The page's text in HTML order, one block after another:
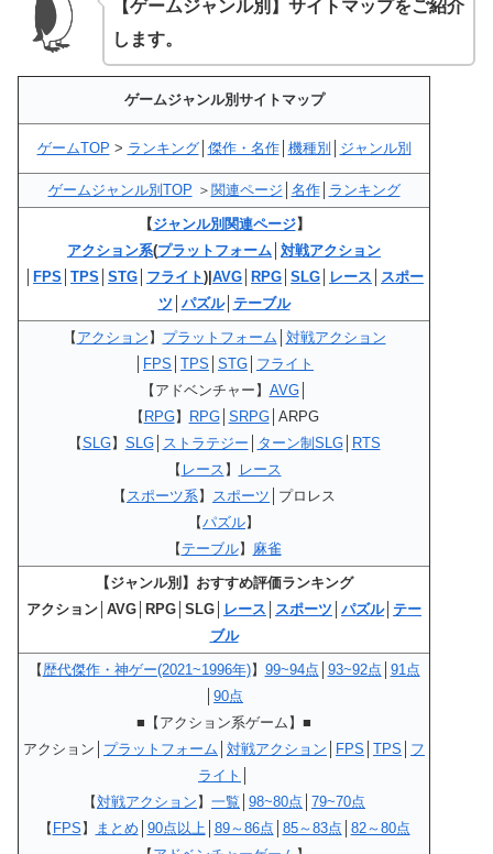
【ゲームジャンル別】サイトマップをご紹介
します。
ゲームジャンル別サイトマップ
ゲームTOP > ランキング│ 傑作・名作│ 機種別 ジャンル別
ゲームジャンル別TOP ＞ 関連ページ 名作│ ランキング
【ジャンル別関連ページ】
アクション系(プラットフォーム 対戦アクション
FPS TPS STG フライト)| AVG RPG SLG レース
スポー
ツ パズル│ テーブル
【 アクション 】 プラットフォーム 対戦アクション
FPS TPS STG フライト
【アドベンチャー】 AVG│
【 RPG】 RPG│ SRPG│ARPG
【SLG】 SLG│ ストラテジー ターン制SLG│
RTS
【 レース 】
レース
【 スポーツ系】 スポーツ │プロレス
【パズル】
【 テーブル】 麻雀
【ジャンル別】おすすめ評価ランキング
アクション│AVG│RPG│SLG│
レース スポーツ パズル│ テー
ブル
【歴代傑作・神ゲー(2021~1996年)】 99~94点 93~92点 91点
90点
■【アクション系ゲーム】■
アクション│ プラットフォーム 対戦アクション FPS TPS
フ
ライト
【対戦アクション 】 一覧 98~80点 79~70点
【 FPS 】 まとめ 90点以上│ 89～86点 85～83点 82～80点